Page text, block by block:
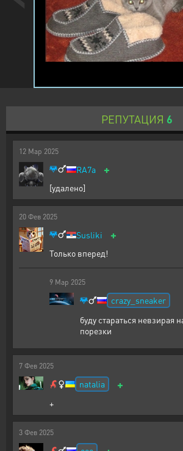
РЕПУТАЦИЯ 6
12 Мар 2025
RA7a +
[удалено]
20 Фев 2025
Susliki +
Только вперед!
9 Мар 2025
crazy_sneaker
буду стараться невзирая
порезки
7 Фев 2025
natalia +
+
3 Фев 2025